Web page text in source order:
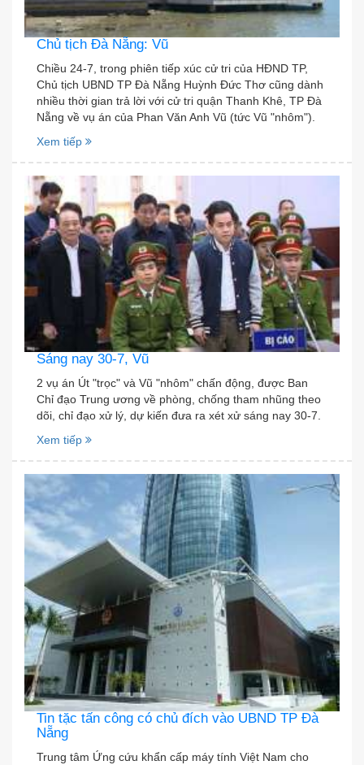
Chủ tịch Đà Nẵng: Vũ
Chiều 24-7, trong phiên tiếp xúc cử tri của HĐND TP,
Chủ tịch UBND TP Đà Nẵng Huỳnh Đức Thơ cũng dành
nhiều thời gian trả lời với cử tri quận Thanh Khê, TP Đà
Nẵng về vụ án của Phan Văn Anh Vũ (tức Vũ "nhôm").
Xem tiếp
Sáng nay 30-7, Vũ
2 vụ án Út "trọc" và Vũ "nhôm" chấn động, được Ban
Chỉ đạo Trung ương về phòng, chống tham nhũng theo
dõi, chỉ đạo xử lý, dự kiến đưa ra xét xử sáng nay 30-7.
Xem tiếp
Tin tặc tấn công có chủ đích vào UBND TP Đà
Nẵng
Trung tâm Ứng cứu khẩn cấp máy tính Việt Nam cho